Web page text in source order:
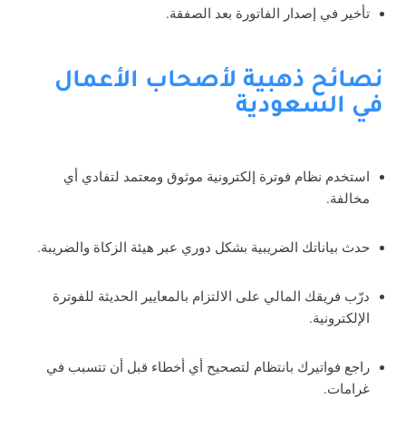
تأخير في إصدار الفاتورة بعد الصفقة.
نصائح ذهبية لأصحاب الأعمال
في السعودية
استخدم نظام فوترة إلكترونية موثوق ومعتمد لتفادي أي
مخالفة.
حدث بياناتك الضريبية بشكل دوري عبر هيئة الزكاة والضريبة.
درّب فريقك المالي على الالتزام بالمعايير الحديثة للفوترة
الإلكترونية.
راجع فواتيرك بانتظام لتصحيح أي أخطاء قبل أن تتسبب في
غرامات.